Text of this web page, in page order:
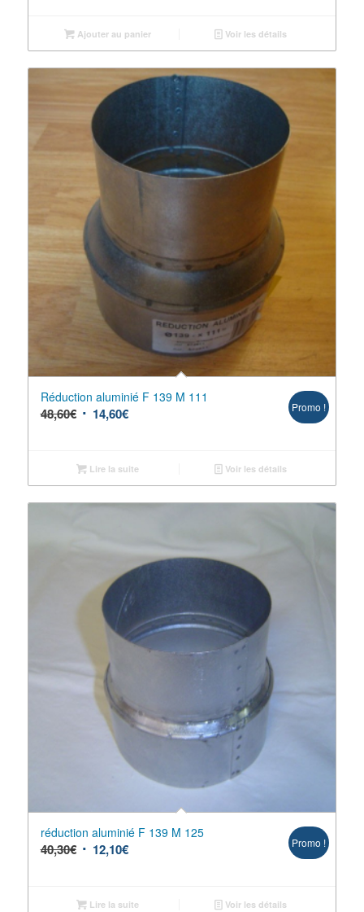
Ajouter au panier Voir les détails
Réduction aluminié F 139 M 111
48,60€ 14,60€ Promo !
Lire la suite Voir les détails
réduction aluminié F 139 M 125
40,30€ 12,10€ Promo !
Lire la suite Voir les détails